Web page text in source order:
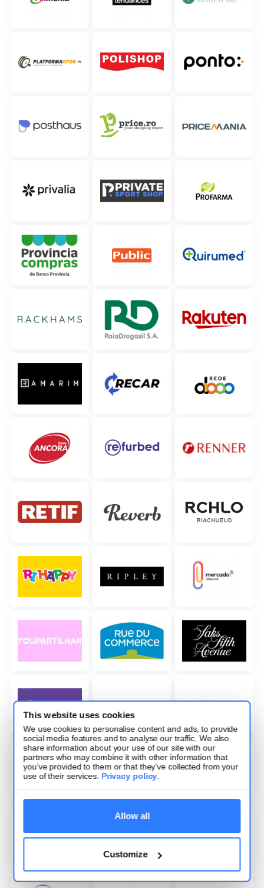
This website uses cookies
We use cookies to personalise content and ads, to provide
social media features and to analyse our traffic. We also
share information about your use of our site with our
partners who may combine it with other information that
you’ve provided to them or that they’ve collected from your
use of their services. Privacy policy.
Allow all
Customize